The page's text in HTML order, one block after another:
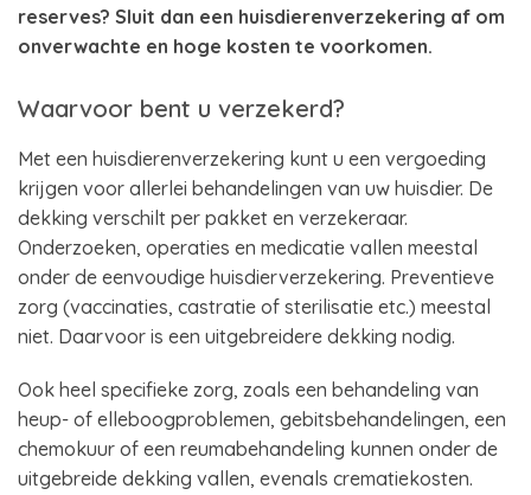
reserves? Sluit dan een huisdierenverzekering af om
onverwachte en hoge kosten te voorkomen.
Waarvoor bent u verzekerd?
Met een huisdierenverzekering kunt u een vergoeding
krijgen voor allerlei behandelingen van uw huisdier. De
dekking verschilt per pakket en verzekeraar.
Onderzoeken, operaties en medicatie vallen meestal
onder de eenvoudige huisdierverzekering. Preventieve
zorg (vaccinaties, castratie of sterilisatie etc.) meestal
niet. Daarvoor is een uitgebreidere dekking nodig.
Ook heel specifieke zorg, zoals een behandeling van
heup- of elleboogproblemen, gebitsbehandelingen, een
chemokuur of een reumabehandeling kunnen onder de
uitgebreide dekking vallen, evenals crematiekosten.